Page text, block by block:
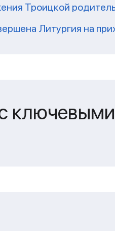
Троицкой
Литургия на